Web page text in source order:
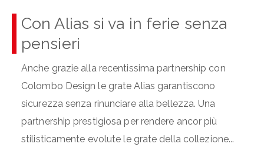
Con Alias si va in ferie senza
pensieri
Anche grazie alla recentissima partnership con
Colombo Design le grate Alias garantiscono
sicurezza senza rinunciare alla bellezza. Una
partnership prestigiosa per rendere ancor più
stilisticamente evolute le grate della collezione...